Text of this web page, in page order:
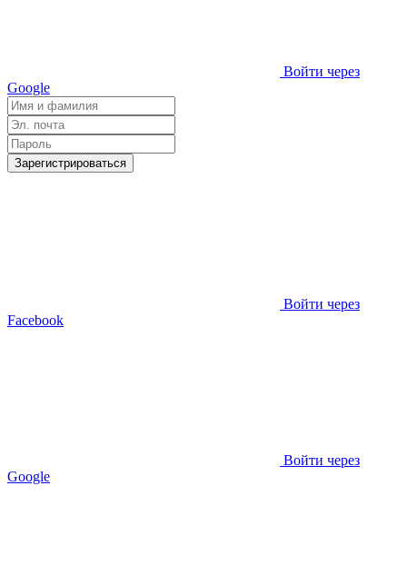
Войти через
Google
Зарегистрироваться
Войти через
Facebook
Войти через
Google